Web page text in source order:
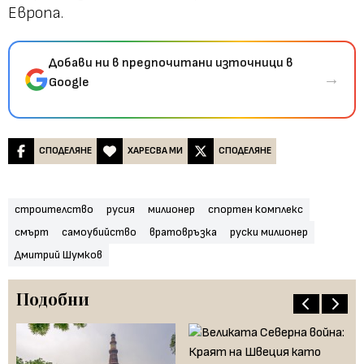
Европа.
Добави ни в предпочитани източници в
Google
→
СПОДЕЛЯНЕ ХАРЕСВА МИ СПОДЕЛЯНЕ
строителство русия милионер
спортен комплекс
смърт
самоубийство вратовръзка
руски милионер
Дмитрий Шумков
Подобни